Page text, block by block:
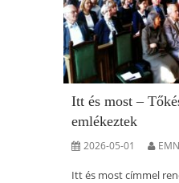
Itt és most –
emlékeztek
2026-05-01
Itt és most címmel